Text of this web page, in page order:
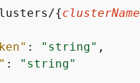
{clusterName
: "string" ,
:
"string"